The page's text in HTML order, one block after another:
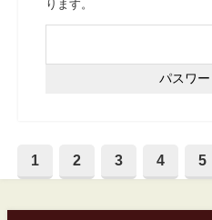
ります。
1 2 3 4 5